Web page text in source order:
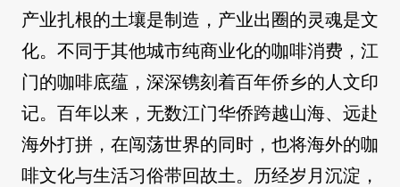
产业扎根的土壤是制造，产业出圈的灵魂是文
化。不同于其他城市纯商业化的咖啡消费，江
门的咖啡底蕴，深深镌刻着百年侨乡的人文印
记。百年以来，无数江门华侨跨越山海、远赴
海外打拼，在闯荡世界的同时，也将海外的咖
啡文化与生活习俗带回故土。历经岁月沉淀，